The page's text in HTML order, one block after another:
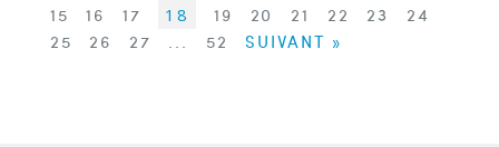
15
16 17 18 19 20 21 22 23
24
25
26 27 ... 52 SUIVANT »